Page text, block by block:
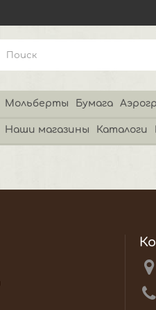
Мольберты Бумага
Наши магазины Каталоги